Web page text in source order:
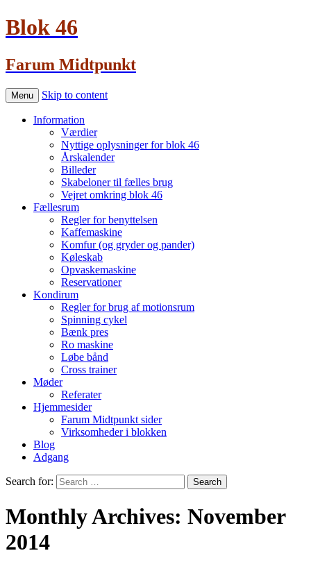
Blok 46
Farum Midtpunkt
Menu Skip to content
Information
Værdier
Nyttige oplysninger for blok 46
Årskalender
Billeder
Skabeloner til fælles brug
Vejret omkring blok 46
Fællesrum
Regler for benyttelsen
Kaffemaskine
Komfur (og gryder og pander)
Køleskab
Opvaskemaskine
Reservationer
Kondirum
Regler for brug af motionsrum
Spinning cykel
Bænk pres
Ro maskine
Løbe bånd
Cross trainer
Møder
Referater
Hjemmesider
Farum Midtpunkt sider
Virksomheder i blokken
Blog
Adgang
Search for:
Monthly Archives: November
2014